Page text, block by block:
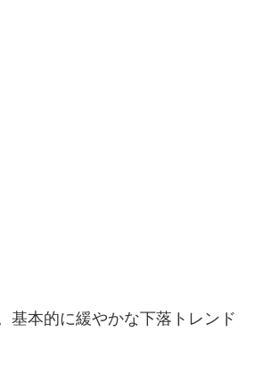
基本的に緩やかな下落トレンド